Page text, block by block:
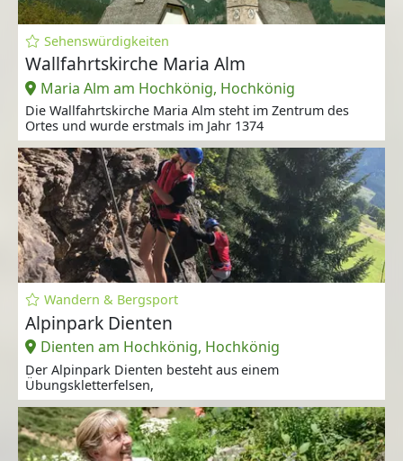
Sehenswürdigkeiten
Wallfahrtskirche Maria Alm
Maria Alm am Hochkönig, Hochkönig
Die Wallfahrtskirche Maria Alm steht im Zentrum des
Ortes und wurde erstmals im Jahr 1374
Wandern & Bergsport
Alpinpark Dienten
Dienten am Hochkönig, Hochkönig
Der Alpinpark Dienten besteht aus einem
Übungskletterfelsen,